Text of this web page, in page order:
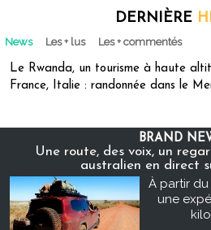
DERNIÈRE
News Les + lus Les + commentés
Le Rwanda, un tourisme à haute
France, Italie : randonnée dans le
BRAND
Une route, des voix, un
australien en direct
À partir du
une